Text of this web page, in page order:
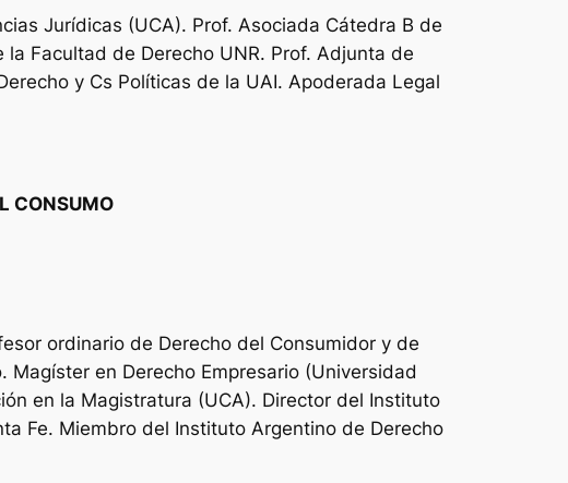
Jurídicas (UCA). Prof. Asociada Cátedra B de
Facultad de Derecho UNR. Prof. Adjunta de
y Cs Políticas de la UAI. Apoderada Legal
CONSUMO
ordinario de Derecho del Consumidor y de
Magíster en Derecho Empresario (Universidad
en la Magistratura (UCA). Director del Instituto
Fe. Miembro del Instituto Argentino de Derecho